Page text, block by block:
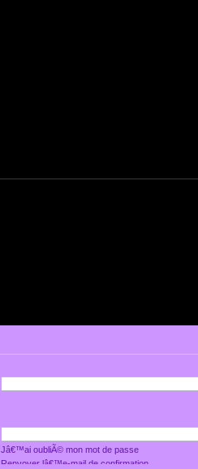
Jâ€™ai oubliÃ© mon mot de passe
Renvoyer lâ€™e-mail de confirmation